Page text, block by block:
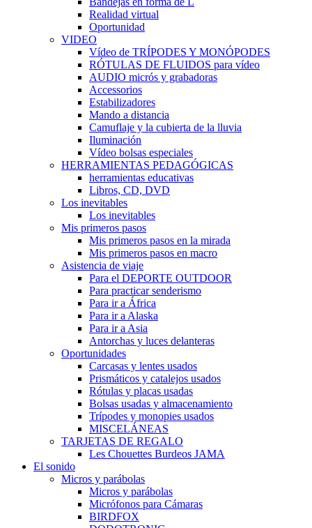
Realidad virtual
Oportunidad
VIDEO
Vídeo de TRÍPODES Y MONÓPODES
RÓTULAS DE FLUIDOS para vídeo
AUDIO micrós y grabadoras
Accessorios
Estabilizadores
Mando a distancia
Camuflaje y la cubierta de la lluvia
Iluminación
Vídeo bolsas especiales
HERRAMIENTAS PEDAGÓGICAS
herramientas educativas
Libros, CD, DVD
Los inevitables
Los inevitables
Mis primeros pasos
Mis primeros pasos en la mirada
Mis primeros pasos en macro
Asistencia de viaje
Para el DEPORTE OUTDOOR
Para practicar senderismo
Para ir a África
Para ir a Alaska
Para ir a Asia
Antorchas y luces delanteras
Oportunidades
Carcasas y lentes usados
Prismáticos y catalejos usados
Rótulas y placas usadas
Bolsas usadas y almacenamiento
Trípodes y monopies usados
MISCELÁNEAS
TARJETAS DE REGALO
Les Chouettes Burdeos JAMA
El sonido
Micros y parábolas
Micros y parábolas
Micrófonos para Cámaras
BIRDFOX